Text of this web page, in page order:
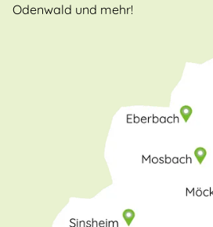
Odenwald und mehr!